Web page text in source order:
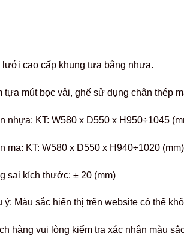
lưới cao cấp khung tựa bằng nhựa.
tựa mút bọc vải, ghế sử dụng chân thép
nhựa: KT: W580 x D550 x H950÷1045
mạ: KT: W580 x D550 x H940÷1020 (mm)
sai kích thước: ± 20 (mm)
ý: Màu sắc hiển thị trên website có thể
hàng vui lòng kiểm tra xác nhận màu